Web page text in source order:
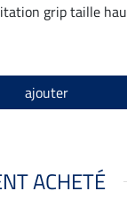
grip taille
ajouter
ACHETÉ